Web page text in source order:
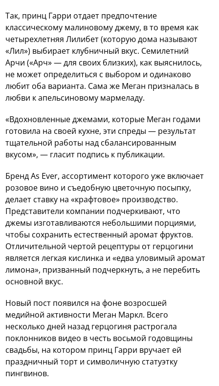
Так, принц Гарри отдает предпочтение
классическому малиновому джему, в то время как
четырехлетняя Лилибет (которую дома называют
«Лил») выбирает клубничный вкус. Семилетний
Арчи («Арч» — для своих близких), как выяснилось,
не может определиться с выбором и одинаково
любит оба варианта. Сама же Меган призналась в
любви к апельсиновому мармеладу.
«Вдохновленные джемами, которые Меган годами
готовила на своей кухне, эти спреды — результат
тщательной работы над сбалансированным
вкусом», — гласит подпись к публикации.
Бренд As Ever, ассортимент которого уже включает
розовое вино и съедобную цветочную посыпку,
делает ставку на «крафтовое» производство.
Представители компании подчеркивают, что
джемы изготавливаются небольшими порциями,
чтобы сохранить естественный аромат фруктов.
Отличительной чертой рецептуры от герцогини
является легкая кислинка и «едва уловимый аромат
лимона», призванный подчеркнуть, а не перебить
основной вкус.
Новый пост появился на фоне возросшей
медийной активности Меган Маркл. Всего
несколько дней назад герцогиня растрогала
поклонников видео в честь восьмой годовщины
свадьбы, на котором принц Гарри вручает ей
праздничный торт и символичную статуэтку
пингвинов.